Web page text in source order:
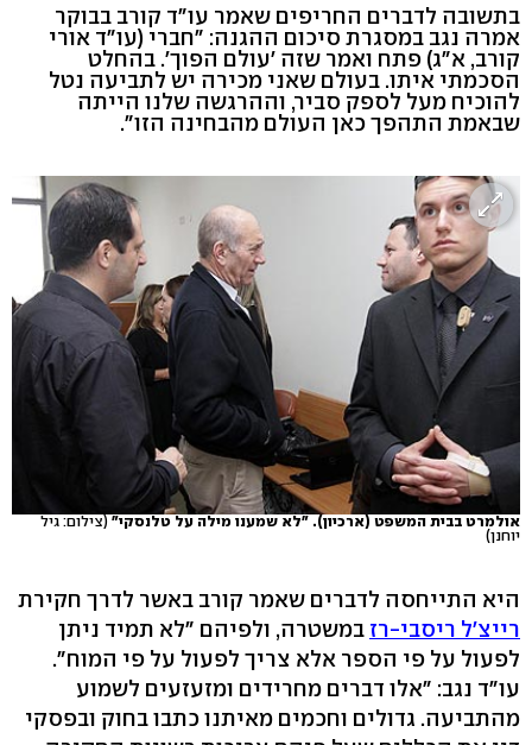
בתשובה לדברים החריפים שאמר עו"ד קורב בבוקר
אמרה נגב במסגרת סיכום ההגנה: "חברי (עו"ד אורי
קורב, א"ג) פתח ואמר שזה 'עולם הפוך'. בהחלט
הסכמתי איתו. בעולם שאני מכירה יש לתביעה נטל
להוכיח מעל לספק סביר, וההרגשה שלנו הייתה
שבאמת התהפך כאן העולם מהבחינה הזו".
אולמרט בבית המשפט (ארכיון). "לא שמענו מילה על טלנסקי" (צילום: גיל
יוחנן)
היא התייחסה לדברים שאמר קורב באשר לדרך חקירת
רייצ'ל ריסבי-רז במשטרה, ולפיהם "לא תמיד ניתן
לפעול על פי הספר אלא צריך לפעול על פי המוח".
עו"ד נגב: "אלו דברים מחרידים ומזעזעים לשמוע
מהתביעה. גדולים וחכמים מאיתנו כתבו בחוק ובפסקי